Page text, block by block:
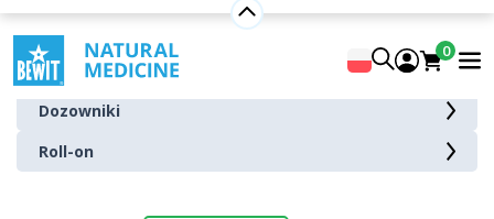
0
Zakrętki do butelek
Dozowniki
Roll-on